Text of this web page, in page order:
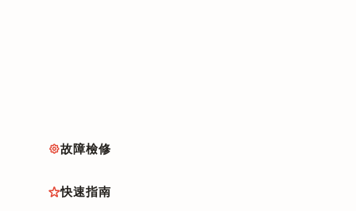
故障檢修
快速指南